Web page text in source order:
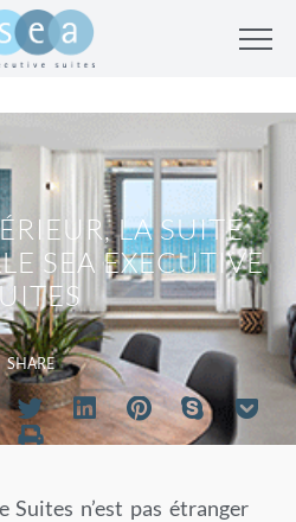
LA SUITE
SEA EXECUTIVE
SHARE
Suites n’est pas étranger